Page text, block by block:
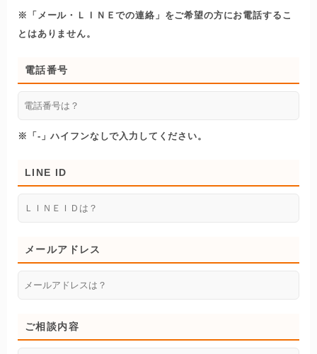
※「メール・ＬＩＮＥでの連絡」をご希望の方にお電話するこ
とはありません。
電話番号
※「-」ハイフンなしで入力してください。
LINE ID
メールアドレス
ご相談内容